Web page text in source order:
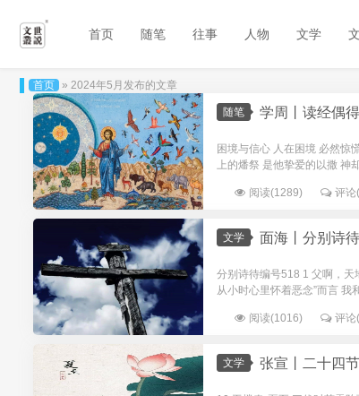
首页 随笔 往事 人物 文学
首页 » 2024年5月发布的文章
随笔 学周丨读经偶得
困境与信心 人在困境 必然惊
上的燔祭 是他挚爱的以撒 神
阅读(1289) 评论
文学 面海丨分别诗
分别诗待编号518 1 父啊，天
从小时心里怀着恶念”而言 我
阅读(1016) 评论
文学 张宣丨二十四节